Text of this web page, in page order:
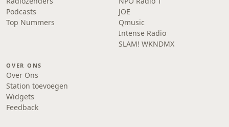
Podcasts
Top Nummers
JOE
Qmusic
Intense Radio
SLAM! WKNDMX
OVER ONS
Over Ons
Station toevoegen
Widgets
Feedback